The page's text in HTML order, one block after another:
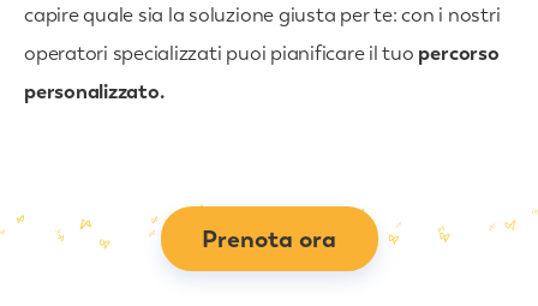
capire quale sia la soluzione giusta per te: con i nostri
operatori specializzati puoi pianificare il tuo percorso
personalizzato.
Prenota ora